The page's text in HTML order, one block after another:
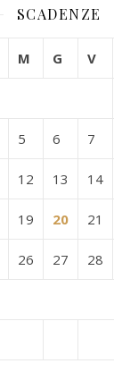
SCADENZE
M G V
5 6 7
12 13 14
19 20 21
26 27 28